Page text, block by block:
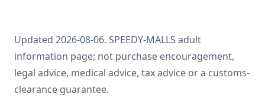
Updated 2026-08-06. SPEEDY-MALLS adult
information page; not purchase encouragement,
legal advice, medical advice, tax advice or a customs-
clearance guarantee.